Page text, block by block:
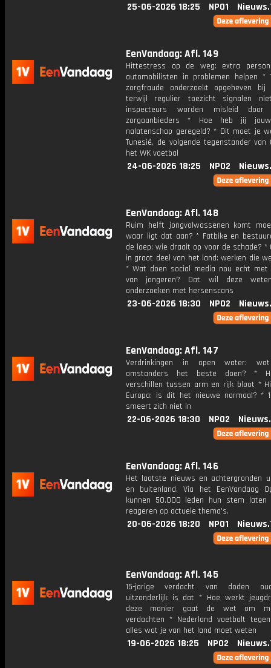
25-06-2026 18:25 NPO1
EenVandaag: Afl. 149
Hittestress op de weg: extra
automobilisten in problemen helpen *
zorgfraude onderzoekt opgeheven bij
terwijl regulier toezicht signalen
inspecteurs worden misleid door
zorgaanbieders * Hoe heb jij
nalatenschap geregeld? * Dit moet je
Tunesië, de volgende tegenstander van
het WK voetbal
24-06-2026 18:25 NPO2
EenVandaag: Afl. 148
Ruim helft jongvolwassenen komt
waar ligt dat aan? * Fatbike en
de loep: wie draait op voor de schade? *
in groot deel van het land: werken die
* Wat doen social media nou echt
van jongeren? Dat wil deze
onderzoeken met hersenscans
23-06-2026 18:30 NPO2
EenVandaag: Afl. 147
Verdrinkingen in open water:
omstanders het beste doen? *
verschillen tussen arm en rijk bloot *
Europa: is dit het nieuwe normaal? *
smeert zich niet in
22-06-2026 18:30 NPO2
EenVandaag: Afl. 146
Het laatste nieuws en achtergronden
en buitenland. Via het EenVandaag
kunnen 50.000 leden hun stem laten
reageren op actuele thema's.
20-06-2026 18:20 NPO1
EenVandaag: Afl. 145
15-jarige verdacht van doden
uitzonderlijk is dat * Hoe werkt
deze manier gaat de wet om
verdachten * Nederland voetbalt
alles wat je van het land moet weten
19-06-2026 18:25 NPO2